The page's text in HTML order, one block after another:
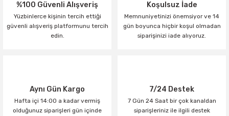
%100 Güvenli Alışveriş
Yüzbinlerce kişinin tercih ettiği
güvenli alışveriş platformunu tercih
edin.
Koşulsuz İade
Memnuniyetinizi önemsiyor ve 14
gün boyunca hiçbir koşul olmadan
siparişinizi iade alıyoruz.
Aynı Gün Kargo
Hafta içi 14:00 a kadar vermiş
olduğunuz siparişleri gün içinde
7/24 Destek
7 Gün 24 Saat bir çok kanaldan
siparişleriniz ile ilgili destek